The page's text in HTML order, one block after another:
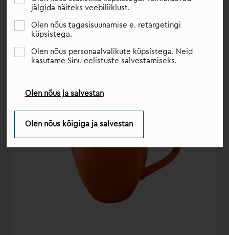
saadaksid teid terve elu.
jälgida näiteks veebiliiklust.
Olen nõus tagasisuunamise e. retargetingi
küpsistega.
Olen nõus personaalvalikute küpsistega. Neid
kasutame Sinu eelistuste salvestamiseks.
Olen nõus ja salvestan
Olen nõus kõigiga ja salvestan